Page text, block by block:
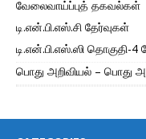
வேலைவாய்ப்புத் தகவல்கள்
டி.என்.பி.எஸ்.சி தேர்வுகள்
டி.என்.பி.எஸ்.ஸி தொகுதி-4
பொது அறிவியல் – பொது